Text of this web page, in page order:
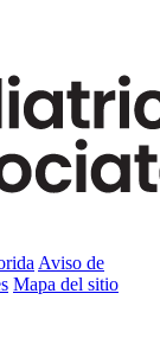
Aviso de
Mapa del sitio